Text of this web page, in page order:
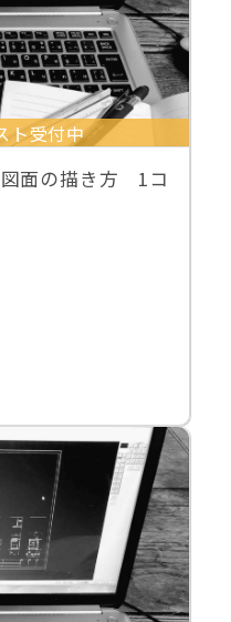
ト受付中
図面の描き方 1コ